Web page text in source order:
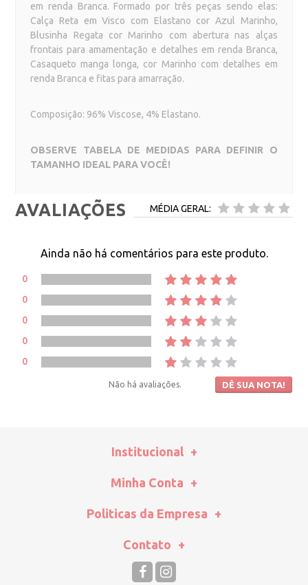
em renda Branca. Formado por três peças sendo elas:
Calça Reta em Visco com Elastano cor Azul Marinho,
Blusinha Regata cor Marinho com abertura nas alças
frontais para amamentação e detalhes em renda Branca,
Casaqueto manga longa, cor Marinho com detalhes em
renda Branca e fitas para amarração.
Composição: 96% Viscose, 4% Elastano.
OBSERVE TABELA DE MEDIDAS PARA DEFINIR O
TAMANHO IDEAL PARA VOCÊ!
AVALIAÇÕES MÉDIA GERAL:
Ainda não há comentários para este produto.
0
0
0
0
0
Não há avaliações. DÊ SUA NOTA!
Institucional
Minha Conta
Politicas da Empresa
Contato